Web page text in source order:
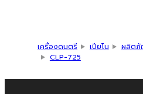
เครื่องดนตรี เปียโน ผลิต
CLP-725